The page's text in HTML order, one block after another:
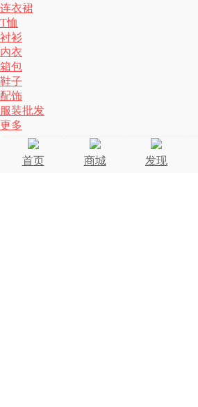
连衣裙
T恤
衬衫
内衣
箱包
鞋子
配饰
服装批发
更多
首页 商城 发现